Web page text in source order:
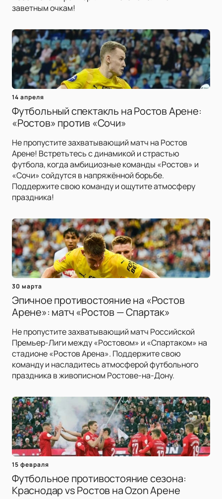
заветным очкам!
14 апреля
Футбольный спектакль на Ростов Арене:
«Ростов» против «Сочи»
Не пропустите захватывающий матч на Ростов
Арене! Встретьтесь с динамикой и страстью
футбола, когда амбициозные команды «Ростов» и
«Сочи» сойдутся в напряжённой борьбе.
Поддержите свою команду и ощутите атмосферу
праздника!
30 марта
Эпичное противостояние на «Ростов
Арене»: матч «Ростов — Спартак»
Не пропустите захватывающий матч Российской
Премьер-Лиги между «Ростовом» и «Спартаком» на
стадионе «Ростов Арена». Поддержите свою
команду и насладитесь атмосферой футбольного
праздника в живописном Ростове-на-Дону.
15 февраля
Футбольное противостояние сезона:
Краснодар vs Ростов на Ozon Арене